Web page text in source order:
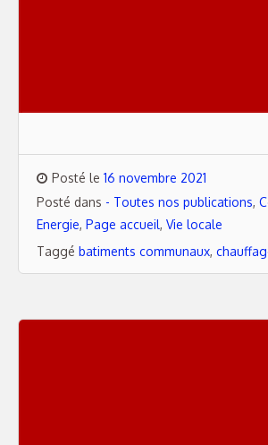
Posté le 16 novembre 2021
Posté dans - Toutes nos publications,
Energie, Page accueil, Vie locale
Taggé batiments communaux,